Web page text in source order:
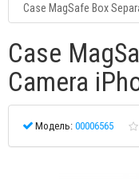
Case MagSafe Box
Case
Camera
Модель: 00006565